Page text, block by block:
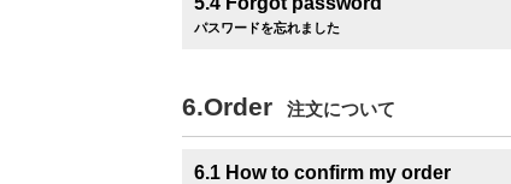
パスワードを忘れました
6.Order 注文について
6.1 How to confirm my order